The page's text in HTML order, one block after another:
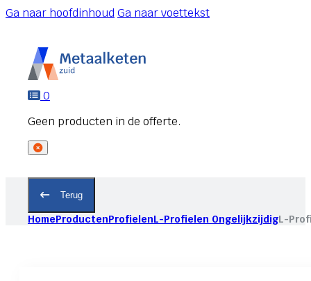
Ga naar hoofdinhoudGa naar voettekst
0
Terug
HomeProductenProfielenL-Profielen OngelijkzijdigL-